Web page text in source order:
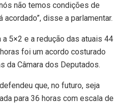
não temos condições de
disse a parlamentar.
5×2 e a redução das atuais 44
foi um acordo costurado
da Câmara dos Deputados.
que, no futuro, seja
para 36 horas com escala de